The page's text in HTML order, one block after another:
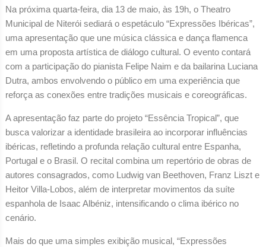
Na próxima quarta-feira, dia 13 de maio, às 19h, o Theatro
Municipal de Niterói sediará o espetáculo “Expressões Ibéricas”,
uma apresentação que une música clássica e dança flamenca
em uma proposta artística de diálogo cultural. O evento contará
com a participação do pianista Felipe Naim e da bailarina Luciana
Dutra, ambos envolvendo o público em uma experiência que
reforça as conexões entre tradições musicais e coreográficas.
A apresentação faz parte do projeto “Essência Tropical”, que
busca valorizar a identidade brasileira ao incorporar influências
ibéricas, refletindo a profunda relação cultural entre Espanha,
Portugal e o Brasil. O recital combina um repertório de obras de
autores consagrados, como Ludwig van Beethoven, Franz Liszt e
Heitor Villa-Lobos, além de interpretar movimentos da suíte
espanhola de Isaac Albéniz, intensificando o clima ibérico no
cenário.
Mais do que uma simples exibição musical, “Expressões